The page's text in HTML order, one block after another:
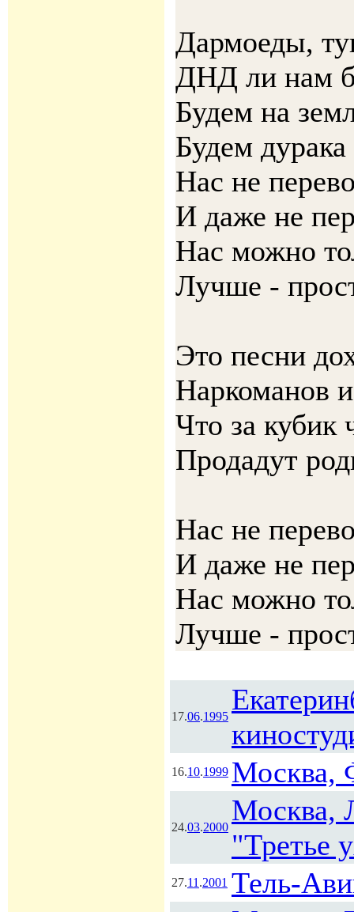
Дармоеды,
ДНД ли нам
Будем на
Будем дурака
Нас не
И даже не
Нас можно
Лучше -
Это песни
Наркоманов
Что за кубик
Продадут
Нас не
И даже не
Нас можно
Лучше -
17.06.1995
16.10.1999 Москва,
24.03.2000
Москва,
"Третье
27.11.2001 Тель-